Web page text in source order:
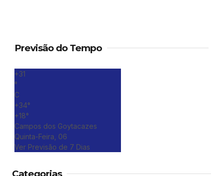
Previsão do Tempo
+31
°
C
+34°
+18°
Campos dos Goytacazes
Quinta-Feira, 06
Ver Previsão de 7 Dias
Categorias